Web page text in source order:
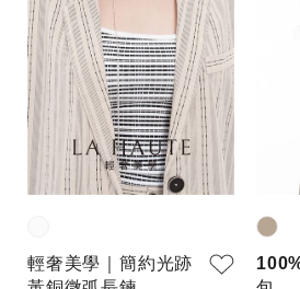
輕奢美學｜簡約光跡